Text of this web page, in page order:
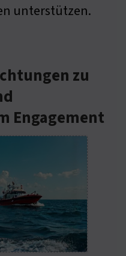
unterstützen.
zu
Engagement